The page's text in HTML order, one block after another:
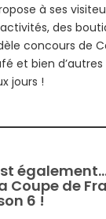
à ses
des
concours de
et bien
jours !
Coupe de
6 !